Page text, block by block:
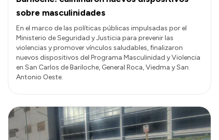
sobre masculinidades
En el marco de las políticas públicas impulsadas por el
Ministerio de Seguridad y Justicia para prevenir las
violencias y promover vínculos saludables, finalizaron
nuevos dispositivos del Programa Masculinidad y Violencia
en San Carlos de Bariloche, General Roca, Viedma y San
Antonio Oeste.